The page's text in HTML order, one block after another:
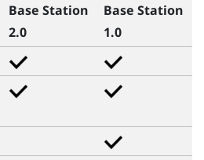
Base Station
2.0
Base Station
1.0